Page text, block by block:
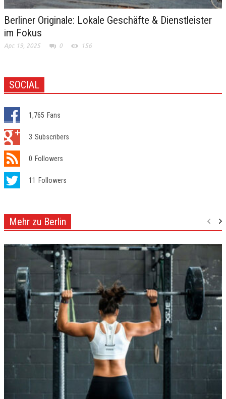
Berliner Originale: Lokale Geschäfte & Dienstleister
im Fokus
Apr. 19, 2025 0 156
SOCIAL
1,765 Fans
3 Subscribers
0 Followers
11 Followers
Mehr zu Berlin